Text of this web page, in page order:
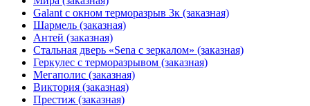
Galant с окном терморазрыв 3к (заказная)
Шармель (заказная)
Антей (заказная)
Стальная дверь «Sena с зеркалом» (заказная)
Геркулес с терморазрывом (заказная)
Мегаполис (заказная)
Виктория (заказная)
Престиж (заказная)